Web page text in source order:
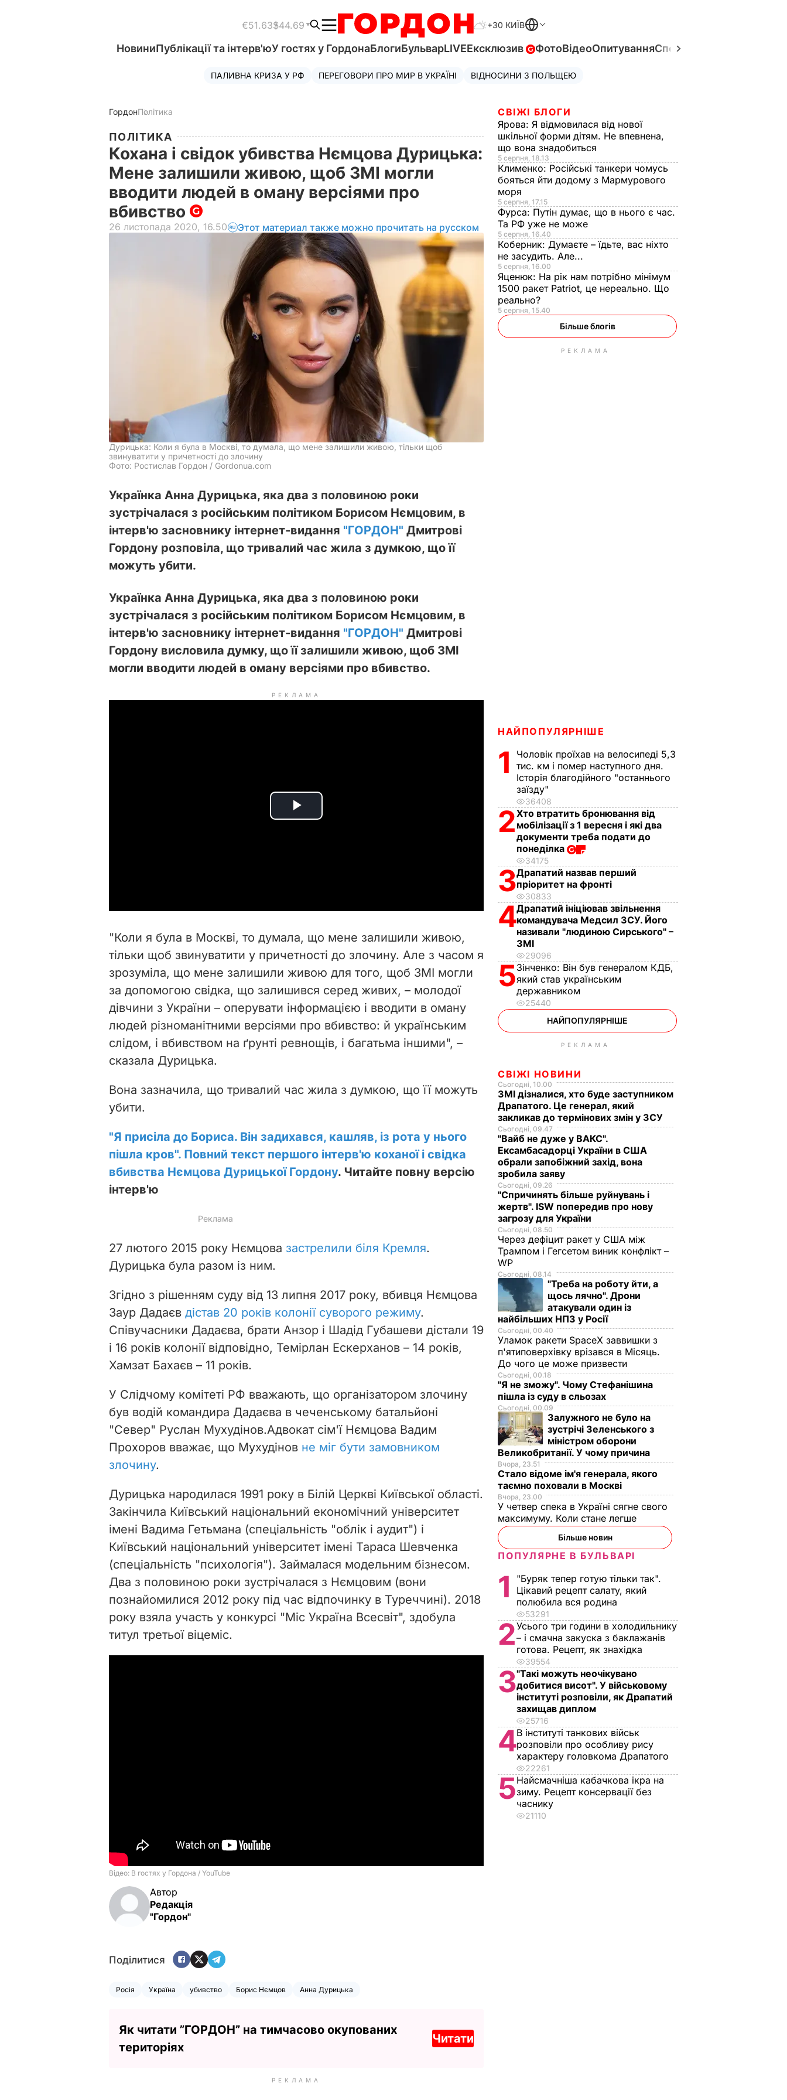
€51.63$44.69 +30 КИЇВ
НовиниПублікації та інтерв'юУ гостях у ГордонаБлогиБульварLIVEЕксклюзив ФотоВідеоОпитуванняСпецпроєкти
ПАЛИВНА КРИЗА У РФ ПЕРЕГОВОРИ ПРО МИР В УКРАЇНІ ВІДНОСИНИ З ПОЛЬЩЕЮ
ГордонПолітика
ПОЛІТИКА
Кохана і свідок убивства Нємцова Дурицька:
Мене залишили живою, щоб ЗМІ могли
вводити людей в оману версіями про
вбивство
26 листопада 2020, 16.50 Этот материал также можно прочитать на русском
Дурицька: Коли я була в Москві, то думала, що мене залишили живою, тільки щоб
звинуватити у причетності до злочину
Фото: Ростислав Гордон / Gordonua.com
Українка Анна Дурицька, яка два з половиною роки
зустрічалася з російським політиком Борисом Нємцовим, в
інтерв'ю засновнику інтернет-видання "ГОРДОН" Дмитрові
Гордону розповіла, що тривалий час жила з думкою, що її
можуть убити.
Українка Анна Дурицька, яка два з половиною роки
зустрічалася з російським політиком Борисом Нємцовим, в
інтерв'ю засновнику інтернет-видання "ГОРДОН" Дмитрові
Гордону висловила думку, що її залишили живою, щоб ЗМІ
могли вводити людей в оману версіями про вбивство.
РЕКЛАМА
P
i
d
e
o
"Коли я була в Москві, то думала, що мене залишили живою,
тільки щоб звинуватити у причетності до злочину. Але з часом я
зрозуміла, що мене залишили живою для того, щоб ЗМІ могли
за допомогою свідка, що залишився серед живих, – молодої
дівчини з України – оперувати інформацією і вводити в оману
людей різноманітними версіями про вбивство: й українським
слідом, і вбивством на ґрунті ревнощів, і багатьма іншими", –
сказала Дурицька.
Вона зазначила, що тривалий час жила з думкою, що її можуть
убити.
"Я присіла до Бориса. Він задихався, кашляв, із рота у нього
пішла кров". Повний текст першого інтерв'ю коханої і свідка
вбивства Нємцова Дурицької Гордону. Читайте повну версію
інтерв'ю
27 лютого 2015 року Нємцова застрелили біля Кремля.
Дурицька була разом із ним.
Згідно з рішенням суду від 13 липня 2017 року, вбивця Нємцова
Заур Дадаєв дістав 20 років колонії суворого режиму.
Співучасники Дадаєва, брати Анзор і Шадід Губашеви дістали 19
і 16 років колонії відповідно, Темірлан Ескерханов – 14 років,
Хамзат Бахаєв – 11 років.
У Слідчому комітеті РФ вважають, що організатором злочину
був водій командира Дадаєва в чеченському батальйоні
"Север" Руслан Мухудінов.Адвокат сім'ї Нємцова Вадим
Прохоров вважає, що Мухудінов не міг бути замовником
злочину.
Дурицька народилася 1991 року в Білій Церкві Київської області.
Закінчила Київський національний економічний університет
імені Вадима Гетьмана (спеціальність "облік і аудит") і
Київський національний університет імені Тараса Шевченка
(спеціальність "психологія"). Займалася модельним бізнесом.
Два з половиною роки зустрічалася з Нємцовим (вони
познайомилися 2012 року під час відпочинку в Туреччині). 2018
року взяла участь у конкурсі "Міс Україна Всесвіт", здобула
титул третьої віцеміс.
Автор
Редакція
"Гордон"
Поділитися
Росія Україна убивство Борис Нємцов Анна Дурицька
Як читати ”ГОРДОН” на тимчасово окупованих
територіях
Читати
РЕКЛАМА
СВІЖІ БЛОГИ
Ярова: Я відмовилася від нової
шкільної форми дітям. Не впевнена,
що вона знадобиться
5 серпня, 18.13
Клименко: Російські танкери чомусь
бояться йти додому з Мармурового
моря
5 серпня, 17.15
Фурса: Путін думає, що в нього є час.
Та РФ уже не може
5 серпня, 16.40
Коберник: Думаєте – їдьте, вас ніхто
не засудить. Але...
5 серпня, 16.00
Яценюк: На рік нам потрібно мінімум
1500 ракет Patriot, це нереально. Що
реально?
5 серпня, 15.40
Більше блогів
РЕКЛАМА
НАЙПОПУЛЯРНІШЕ
1
Чоловік проїхав на велосипеді 5,3
тис. км і помер наступного дня.
Історія благодійного "останнього
заїзду"
36408
2Хто втратить бронювання від
мобілізації з 1 вересня і які два
документи треба подати до
понеділка
34175
3Драпатий назвав перший
пріоритет на фронті
30833
4Драпатий ініціював звільнення
командувача Медсил ЗСУ. Його
називали "людиною Сирського" –
ЗМІ
29096
5Зінченко: Він був генералом КДБ,
який став українським
державником
25440
НАЙПОПУЛЯРНІШЕ
РЕКЛАМА
СВІЖІ НОВИНИ
Сьогодні, 10.00
ЗМІ дізналися, хто буде заступником
Драпатого. Це генерал, який
закликав до термінових змін у ЗСУ
Сьогодні, 09.47
"Вайб не дуже у ВАКС".
Ексамбасадорці України в США
обрали запобіжний захід, вона
зробила заяву
Сьогодні, 09.26
"Спричинять більше руйнувань і
жертв". ISW попередив про нову
загрозу для України
Сьогодні, 08.50
Через дефіцит ракет у США між
Трампом і Гегсетом виник конфлікт –
WP
Сьогодні, 08.14
"Треба на роботу йти, а
щось лячно". Дрони
атакували один із
найбільших НПЗ у Росії
Сьогодні, 00.40
Уламок ракети SpaceX заввишки з
п'ятиповерхівку врізався в Місяць.
До чого це може призвести
Сьогодні, 00.18
"Я не зможу". Чому Стефанішина
пішла із суду в сльозах
Сьогодні, 00.09
Залужного не було на
зустрічі Зеленського з
міністром оборони
Великобританії. У чому причина
Вчора, 23.51
Стало відоме ім'я генерала, якого
таємно поховали в Москві
Вчора, 23.00
У четвер спека в Україні сягне свого
максимуму. Коли стане легше
Більше новин
ПОПУЛЯРНЕ В БУЛЬВАРІ
1
"Буряк тепер готую тільки так".
Цікавий рецепт салату, який
полюбила вся родина
53291
2Усього три години в холодильнику
– і смачна закуска з баклажанів
готова. Рецепт, як знахідка
39554
3"Такі можуть неочікувано
добитися висот". У військовому
інституті розповіли, як Драпатий
захищав диплом
25716
4В інституті танкових військ
розповіли про особливу рису
характеру головкома Драпатого
22261
5Найсмачніша кабачкова ікра на
зиму. Рецепт консервації без
часнику
21110